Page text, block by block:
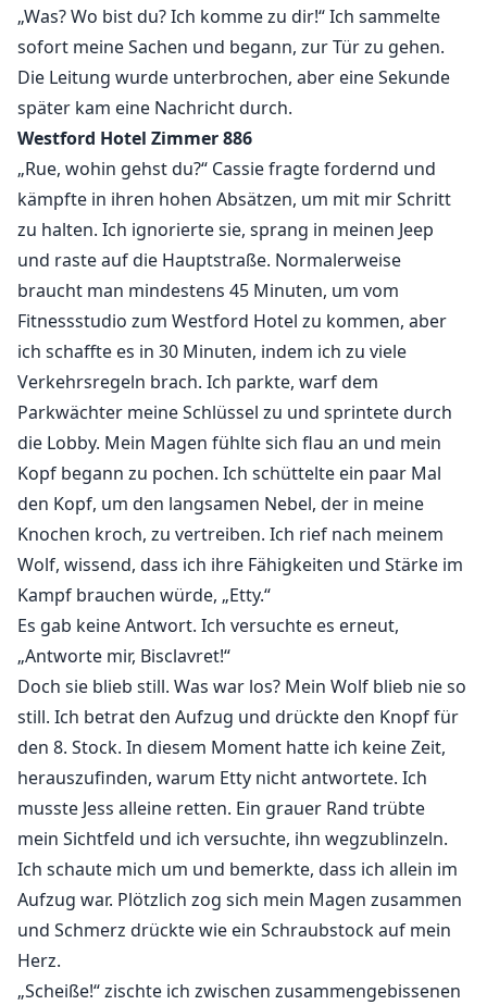
„Was? Wo bist du? Ich komme zu dir!“ Ich sammelte
sofort meine Sachen und begann, zur Tür zu gehen.
Die Leitung wurde unterbrochen, aber eine Sekunde
später kam eine Nachricht durch.
Westford Hotel Zimmer 886
„Rue, wohin gehst du?“ Cassie fragte fordernd und
kämpfte in ihren hohen Absätzen, um mit mir Schritt
zu halten. Ich ignorierte sie, sprang in meinen Jeep
und raste auf die Hauptstraße. Normalerweise
braucht man mindestens 45 Minuten, um vom
Fitnessstudio zum Westford Hotel zu kommen, aber
ich schaffte es in 30 Minuten, indem ich zu viele
Verkehrsregeln brach. Ich parkte, warf dem
Parkwächter meine Schlüssel zu und sprintete durch
die Lobby. Mein Magen fühlte sich flau an und mein
Kopf begann zu pochen. Ich schüttelte ein paar Mal
den Kopf, um den langsamen Nebel, der in meine
Knochen kroch, zu vertreiben. Ich rief nach meinem
Wolf, wissend, dass ich ihre Fähigkeiten und Stärke im
Kampf brauchen würde, „Etty.“
Es gab keine Antwort. Ich versuchte es erneut,
„Antworte mir, Bisclavret!“
Doch sie blieb still. Was war los? Mein Wolf blieb nie so
still. Ich betrat den Aufzug und drückte den Knopf für
den 8. Stock. In diesem Moment hatte ich keine Zeit,
herauszufinden, warum Etty nicht antwortete. Ich
musste Jess alleine retten. Ein grauer Rand trübte
mein Sichtfeld und ich versuchte, ihn wegzublinzeln.
Ich schaute mich um und bemerkte, dass ich allein im
Aufzug war. Plötzlich zog sich mein Magen zusammen
und Schmerz drückte wie ein Schraubstock auf mein
Herz.
„Scheiße!“ zischte ich zwischen zusammengebissenen